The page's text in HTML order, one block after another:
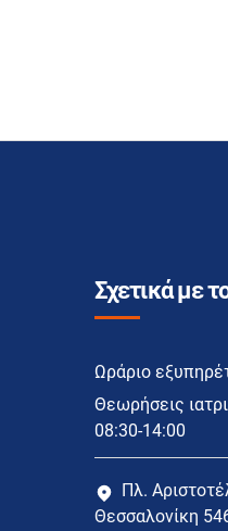
Σχετικά με
Ωράριο
Θεωρήσεις
08:30-14:00
Πλ.
Θεσσαλονίκη